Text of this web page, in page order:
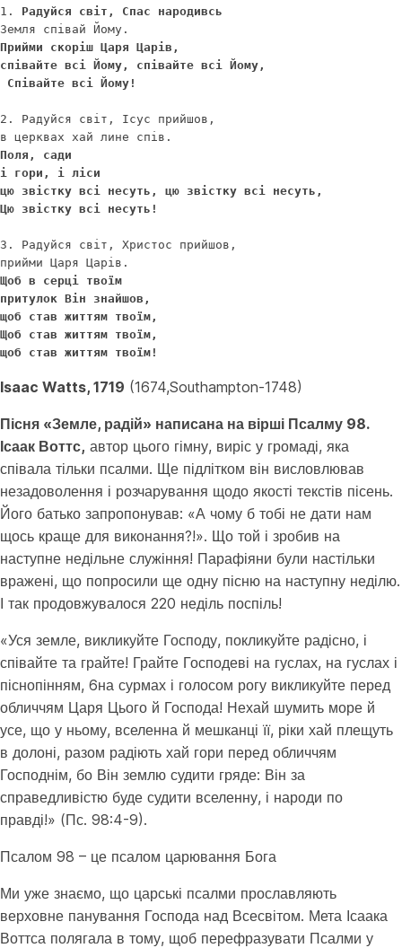
1. Радуйся світ, Спас народивсь
Прийми скоріш Царя Царів,
співайте всі Йому, співайте всі Йому,
Співайте всі Йому!
2. Радуйся світ, Ісус прийшов,
Поля, сади
і гори, і ліси
цю звістку всі несуть, цю звістку всі несуть,
Цю звістку всі несуть!
3. Радуйся світ, Христос прийшов,
Щоб в серці твоїм
притулок Він знайшов,
щоб став життям твоїм,
Щоб став життям твоїм,
щоб став життям твоїм!
Isaac Watts, 1719 (1674,Southampton-1748)
Пісня «Земле, радій» написана на вірші Псалму 98.
Ісаак Воттс, автор цього гімну, виріс у громаді, яка
співала тільки псалми. Ще підлітком він висловлював
незадоволення і розчарування щодо якості текстів пісень.
Його батько запропонував: «А чому б тобі не дати нам
щось краще для виконання?!». Що той і зробив на
наступне недільне служіння! Парафіяни були настільки
вражені, що попросили ще одну пісню на наступну неділю.
І так продовжувалося 220 неділь поспіль!
«Уся земле, викликуйте Господу, покликуйте радісно, і
співайте та грайте! Грайте Господеві на гуслах, на гуслах і
піснопінням, 6на сурмах і голосом рогу викликуйте перед
обличчям Царя Цього й Господа! Нехай шумить море й
усе, що у ньому, вселенна й мешканці її, ріки хай плещуть
в долоні, разом радіють хай гори перед обличчям
Господнім, бо Він землю судити гряде: Він за
справедливістю буде судити вселенну, і народи по
правді!» (Пс. 98:4-9).
Псалом 98 – це псалом царювання Бога
Ми уже знаємо, що царські псалми прославляють
верховне панування Господа над Всесвітом. Мета Ісаака
Воттса полягала в тому, щоб перефразувати Псалми у